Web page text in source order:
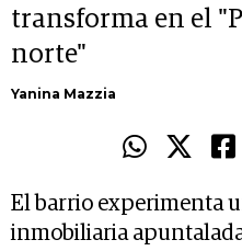
transforma en el
norte"
Yanina Mazzia
El barrio experimenta
inmobiliaria